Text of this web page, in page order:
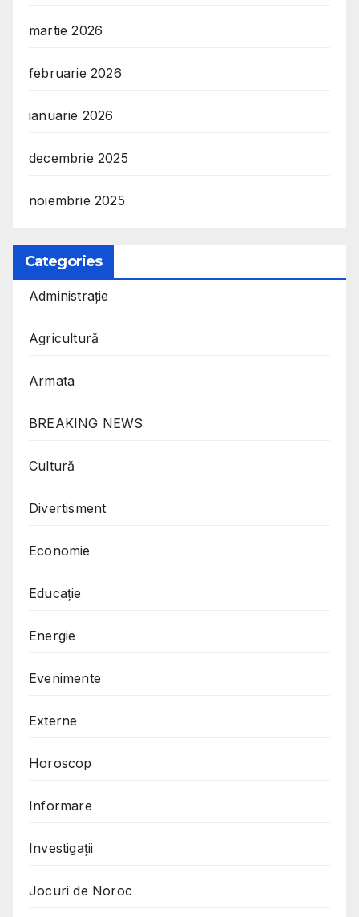
martie 2026
februarie 2026
ianuarie 2026
decembrie 2025
noiembrie 2025
Categories
Administrație
Agricultură
Armata
BREAKING NEWS
Cultură
Divertisment
Economie
Educație
Energie
Evenimente
Externe
Horoscop
Informare
Investigații
Jocuri de Noroc